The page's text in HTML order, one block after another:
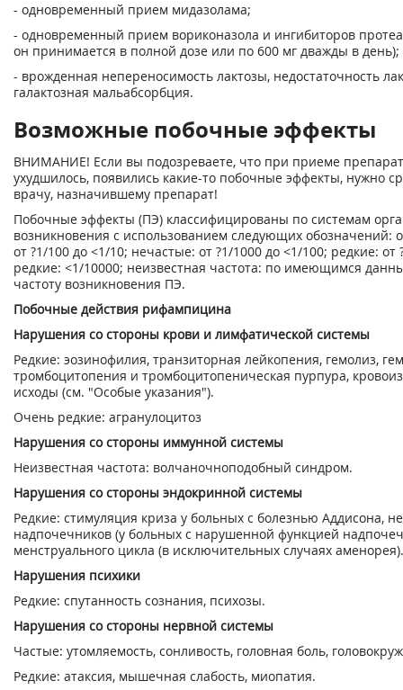
- одновременный прием мидазолама;
- одновременный прием вориконазола и ингибиторов
он принимается в полной дозе или по 600 мг дважды в день);
- врожденная непереносимость лактозы, недостаточность
галактозная мальабсорбция.
Возможные побочные эффекты
ВНИМАНИЕ! Если вы подозреваете, что при приеме
ухудшилось, появились какие-то побочные эффекты, нужно
врачу, назначившему препарат!
Побочные эффекты (ПЭ) классифицированы по системам
возникновения с использованием следующих обозначений:
от ?1/100 до <1/10; нечастые: от ?1/1000 до <1/100; редкие:
редкие: <1/10000; неизвестная частота: по имеющимся
частоту возникновения ПЭ.
Побочные действия рифампицина
Нарушения со стороны крови и лимфатической системы
Редкие: эозинофилия, транзиторная лейкопения, гемолиз,
тромбоцитопения и тромбоцитопеническая пурпура,
исходы (см. "Особые указания").
Очень редкие: агранулоцитоз
Нарушения со стороны иммунной системы
Неизвестная частота: волчаночноподобный синдром.
Нарушения со стороны эндокринной системы
Редкие: стимуляция криза у больных с болезнью Аддисона,
надпочечников (у больных с нарушенной функцией
менструального цикла (в исключительных случаях аменорея).
Нарушения психики
Редкие: спутанность сознания, психозы.
Нарушения со стороны нервной системы
Частые: утомляемость, сонливость, головная боль,
Редкие: атаксия, мышечная слабость, миопатия.